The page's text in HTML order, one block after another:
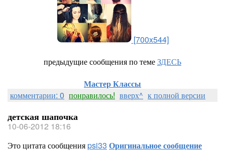
[700x544]
предыдущие сообщения по темеЗДЕСЬ
Мастер Классы
комментарии: 0 понравилось! вверх^ к полной версии
детская шапочка
10-06-2012 18:16
Это цитата сообщенияpsi33 Оригинальное сообщение